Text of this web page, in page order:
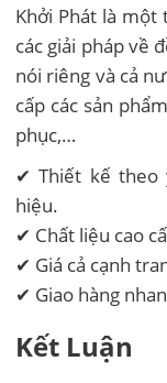
Khởi Phát là một
các giải pháp về
nói riêng và cả
cấp các sản
phục,…
✔ Thiết kế theo
hiệu.
✔ Chất liệu cao
✔ Giá cả cạnh
✔ Giao hàng
Kết Luận